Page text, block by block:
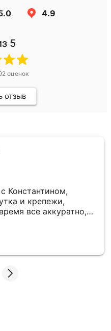
4.9
5
оценок
отзыв
Константином,
и крепежи,
все аккуратно,
глаз и ждут
что при доставке не
без сдачи найти